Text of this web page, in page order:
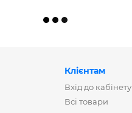
Клієнтам
Вхід до кабінету
Всі товари